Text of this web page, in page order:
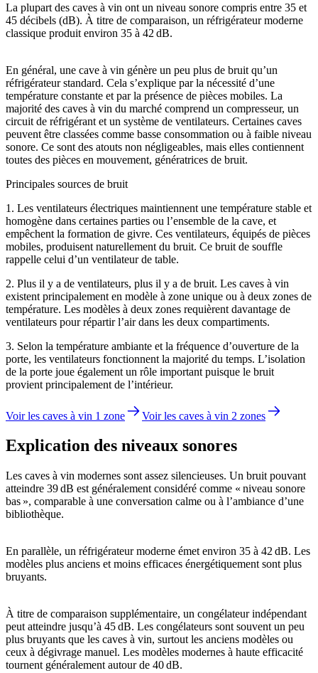
La plupart des caves à vin ont un niveau sonore compris entre 35 et
45 décibels (dB). À titre de comparaison, un réfrigérateur moderne
classique produit environ 35 à 42 dB.
En général, une cave à vin génère un peu plus de bruit qu’un
réfrigérateur standard. Cela s’explique par la nécessité d’une
température constante et par la présence de pièces mobiles. La
majorité des caves à vin du marché comprend un compresseur, un
circuit de réfrigérant et un système de ventilateurs. Certaines caves
peuvent être classées comme basse consommation ou à faible niveau
sonore. Ce sont des atouts non négligeables, mais elles contiennent
toutes des pièces en mouvement, génératrices de bruit.
Principales sources de bruit
1. Les ventilateurs électriques maintiennent une température stable et
homogène dans certaines parties ou l’ensemble de la cave, et
empêchent la formation de givre. Ces ventilateurs, équipés de pièces
mobiles, produisent naturellement du bruit. Ce bruit de souffle
rappelle celui d’un ventilateur de table.
2. Plus il y a de ventilateurs, plus il y a de bruit. Les caves à vin
existent principalement en modèle à zone unique ou à deux zones de
température. Les modèles à deux zones requièrent davantage de
ventilateurs pour répartir l’air dans les deux compartiments.
3. Selon la température ambiante et la fréquence d’ouverture de la
porte, les ventilateurs fonctionnent la majorité du temps. L’isolation
de la porte joue également un rôle important puisque le bruit
provient principalement de l’intérieur.
Voir les caves à vin 1 zone Voir les caves à vin 2 zones
Explication des niveaux sonores
Les caves à vin modernes sont assez silencieuses. Un bruit pouvant
atteindre 39 dB est généralement considéré comme « niveau sonore
bas », comparable à une conversation calme ou à l’ambiance d’une
bibliothèque.
En parallèle, un réfrigérateur moderne émet environ 35 à 42 dB. Les
modèles plus anciens et moins efficaces énergétiquement sont plus
bruyants.
À titre de comparaison supplémentaire, un congélateur indépendant
peut atteindre jusqu’à 45 dB. Les congélateurs sont souvent un peu
plus bruyants que les caves à vin, surtout les anciens modèles ou
ceux à dégivrage manuel. Les modèles modernes à haute efficacité
tournent généralement autour de 40 dB.